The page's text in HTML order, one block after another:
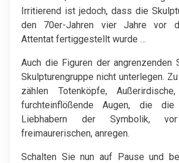
Irritierend ist jedoch, dass die
den 70er-Jahren vier Jahre vor
Attentat fertiggestellt wurde …
Auch die Figuren der angrenzenden
Skulpturengruppe nicht unterlegen.
zählen Totenköpfe,
furchteinflößende Augen, die
Liebhabern der Symbolik,
freimaurerischen, anregen.
Schalten Sie nun auf Pause und